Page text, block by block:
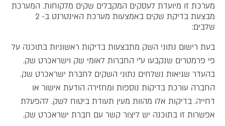
מערכת זו מיועדת לעסקים המקבלים שקים מלקוחות. המערכת
מבצעת בדיקת שקים באמצעות מערכת האינטרנט ב- 2
שלבים:
בעת רישום נתוני השק מתבצעות בדיקות ראשוניות בתוכנה על
פי פרמטרים שנקבעו ע"י החברות לאומי שק וישראכרט שק.
בהעדר שגיאות נשלחים נתוני השקים לחברת ישראכרט שק.
החברה עורכת בדיקות נוספות ומחזירה הודעת אישור או
דחייה. בדיקות אלו מהוות מעין תעודת ביטוח לשק. להפעלת
אפשרות זו בתוכנה יש ליצור קשר עם חברת ישראכרט שק.